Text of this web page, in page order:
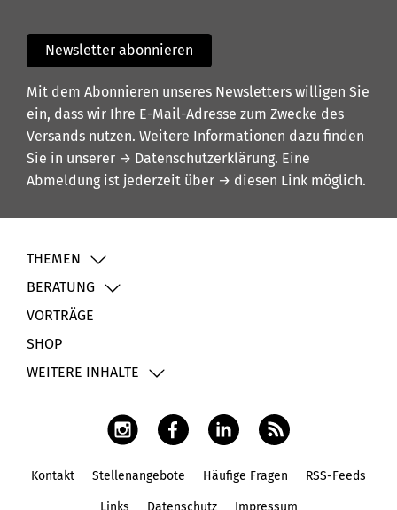
Newsletter abonnieren
Mit dem Abonnieren unseres Newsletters willigen Sie
ein, dass wir Ihre E-Mail-Adresse zum Zwecke des
Versands nutzen. Weitere Informationen dazu finden
Sie in unserer → Datenschutzerklärung. Eine
Abmeldung ist jederzeit über → diesen Link möglich.
THEMEN
BERATUNG
VORTRÄGE
SHOP
WEITERE INHALTE
Kontakt Stellenangebote Häufige Fragen RSS-Feeds